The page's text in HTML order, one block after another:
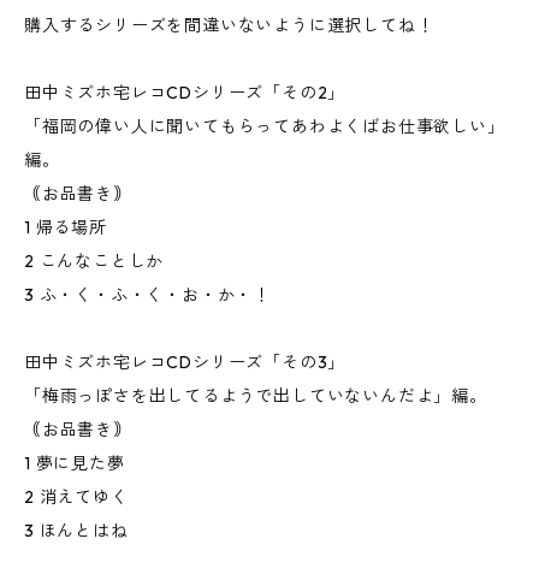
購入するシリーズを間違いないように選択してね！
田中ミズホ宅レコCDシリーズ「その2」
「福岡の偉い人に聞いてもらってあわよくばお仕事欲しい」
編。
｟お品書き｠
1 帰る場所
2 こんなことしか
3 ふ・く・ふ・く・お・か・！
田中ミズホ宅レコCDシリーズ「その3」
「梅雨っぽさを出してるようで出していないんだよ」編。
｟お品書き｠
1 夢に見た夢
2 消えてゆく
3 ほんとはね